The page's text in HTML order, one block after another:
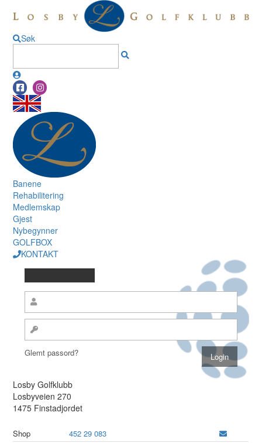
Søk
Banene
Rehabilitering
Medlemskap
Gjest
Nybegynner
GOLFBOX
KONTAKT
Glemt passord?
Losby Golfklubb
Losbyveien 270
1475 Finstadjordet
Shop
452 29 083